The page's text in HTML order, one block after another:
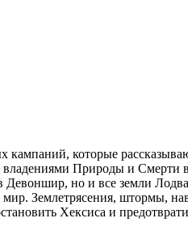
кампаний, которые
Природы и Смерти
Девоншир, но и все земли
Землетрясения, штормы,
Хексиса и